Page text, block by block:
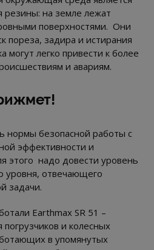
на земле лежат
поверхностями. Они
пореза, задира и истирания
легко привести к более
и авариям.
нормы безопасной работы с
эффективности и
этого надо довести уровень
уровня, отвечающего
задачи.
Earthmax SR 51 –
и колесных
в упомянутых